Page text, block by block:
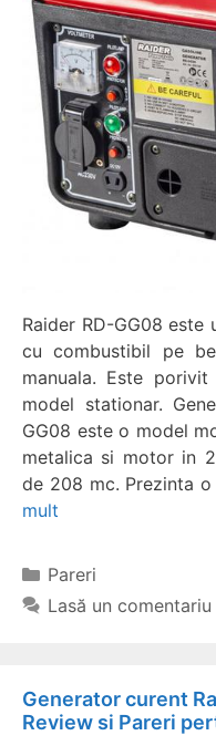
Raider RD-GG08
cu combustibil pe
manuala. Este
model stationar.
GG08 este o model
metalica si motor in
de 208 mc. Prezinta
mult
Categorii
Pareri
Lasă un comentariu
Generator curent
Review si Pareri